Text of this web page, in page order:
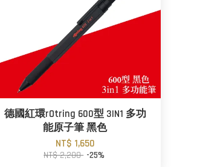
德國紅環rOtring 600型 3IN1 多功
能原子筆 黑色
NT$ 1,650
NT$ 2,200 -25%